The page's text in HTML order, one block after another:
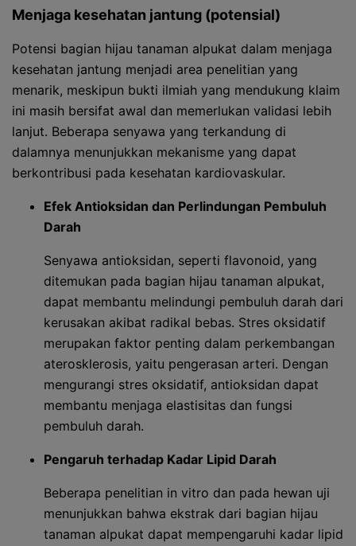
Menjaga kesehatan jantung (potensial)
Potensi bagian hijau tanaman alpukat dalam menjaga
kesehatan jantung menjadi area penelitian yang
menarik, meskipun bukti ilmiah yang mendukung klaim
ini masih bersifat awal dan memerlukan validasi lebih
lanjut. Beberapa senyawa yang terkandung di
dalamnya menunjukkan mekanisme yang dapat
berkontribusi pada kesehatan kardiovaskular.
Efek Antioksidan dan Perlindungan Pembuluh
Darah
Senyawa antioksidan, seperti flavonoid, yang
ditemukan pada bagian hijau tanaman alpukat,
dapat membantu melindungi pembuluh darah dari
kerusakan akibat radikal bebas. Stres oksidatif
merupakan faktor penting dalam perkembangan
aterosklerosis, yaitu pengerasan arteri. Dengan
mengurangi stres oksidatif, antioksidan dapat
membantu menjaga elastisitas dan fungsi
pembuluh darah.
Pengaruh terhadap Kadar Lipid Darah
Beberapa penelitian in vitro dan pada hewan uji
menunjukkan bahwa ekstrak dari bagian hijau
tanaman alpukat dapat mempengaruhi kadar lipid